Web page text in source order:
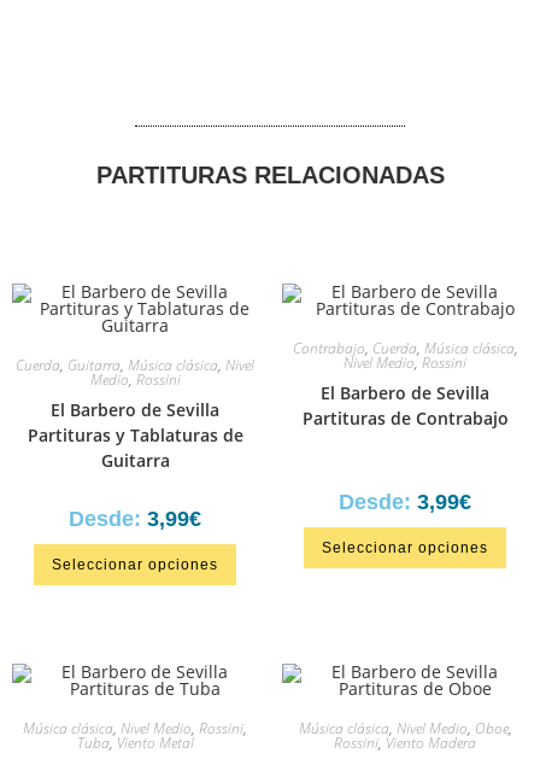
PARTITURAS RELACIONADAS
Cuerda, Guitarra, Música clásica, Nivel
Medio, Rossini
El Barbero de Sevilla
Partituras y Tablaturas de
Guitarra
Desde: 3,99€
Seleccionar opciones
Contrabajo, Cuerda, Música clásica,
Nivel Medio,Rossini
El Barbero de Sevilla
Partituras de Contrabajo
Desde: 3,99€
Seleccionar opciones
Música clásica, Nivel Medio, Rossini,
Tuba,Viento Metal
Música clásica, Nivel Medio, Oboe,
Rossini, Viento Madera